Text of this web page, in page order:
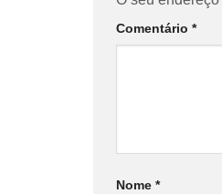
Comentário *
Nome *